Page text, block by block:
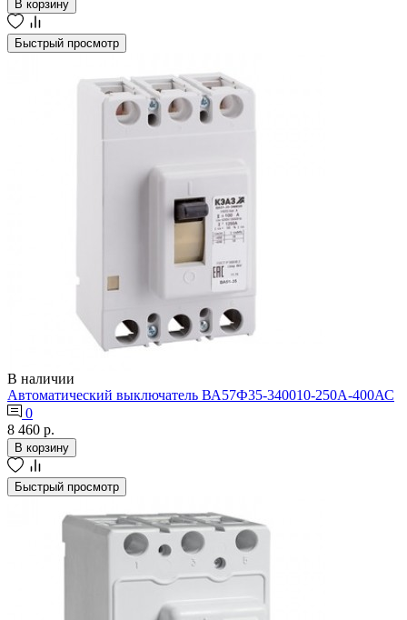
В корзину
Быстрый просмотр
В наличии
Автоматический выключатель ВА57Ф35-340010-250А-400АС
0
8 460 р.
В корзину
Быстрый просмотр